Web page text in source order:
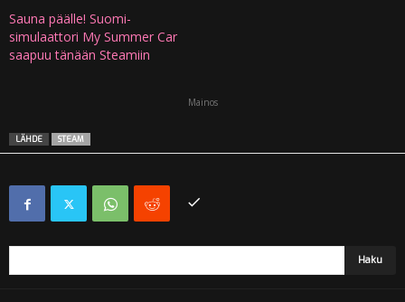
Sauna päälle! Suomi-
simulaattori My Summer Car
saapuu tänään Steamiin
Mainos
LÄHDE STEAM